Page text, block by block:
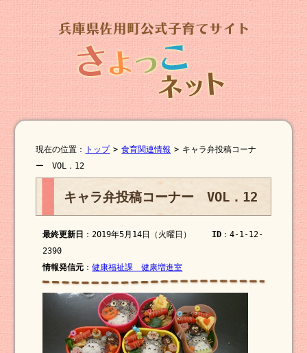
現在の位置： トップ > 食育関連情報 > キャラ弁投稿コーナ
ー VOL．12
キャラ弁投稿コーナー VOL．12
最終更新日 ：2019年5月14日（火曜日） ID ：4-1-12-
2390
情報発信元 ：健康福祉課 健康増進室